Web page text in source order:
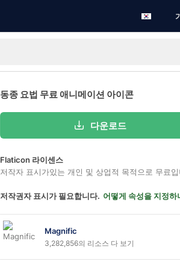
동종 요법 무료 애니메이션 아이콘
다운로드
Flaticon 라이센스
저작자 표시가있는 개인 및 상업적 목적으로 무료
저작권자 표시가 필요합니다. 어떻게 속성을 지정하
Magnific
3,282,856의 리소스 다 보기